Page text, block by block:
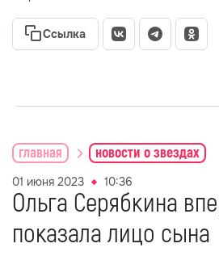
Ссылка
главная новости о звездах
01 июня 2023 10:36
Ольга Серябкина
показала лицо сына